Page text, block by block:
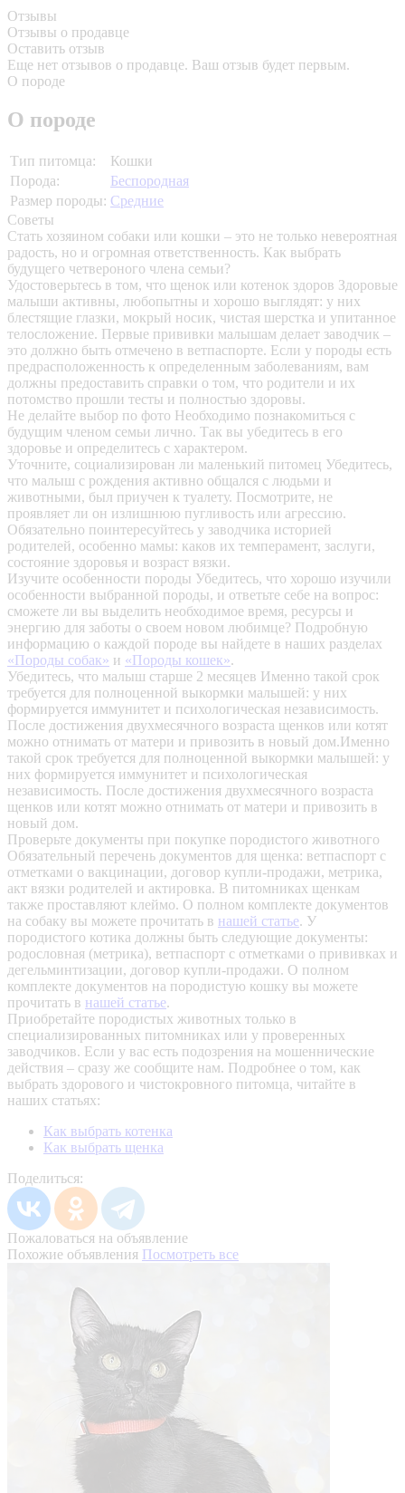
Отзывы
Отзывы о продавце
Оставить отзыв
Еще нет отзывов о продавце. Ваш отзыв будет первым.
О породе
О породе
Тип питомца:
Кошки
Порода:
Беспородная
Размер породы: Средние
Советы
Стать хозяином собаки или кошки – это не только невероятная
радость, но и огромная ответственность. Как выбрать
будущего четвероного члена семьи?
Удостоверьтесь в том, что щенок или котенок здоров Здоровые
малыши активны, любопытны и хорошо выглядят: у них
блестящие глазки, мокрый носик, чистая шерстка и упитанное
телосложение. Первые прививки малышам делает заводчик –
это должно быть отмечено в ветпаспорте. Если у породы есть
предрасположенность к определенным заболеваниям, вам
должны предоставить справки о том, что родители и их
потомство прошли тесты и полностью здоровы.
Не делайте выбор по фото Необходимо познакомиться с
будущим членом семьи лично. Так вы убедитесь в его
здоровье и определитесь с характером.
Уточните, социализирован ли маленький питомец Убедитесь,
что малыш с рождения активно общался с людьми и
животными, был приучен к туалету. Посмотрите, не
проявляет ли он излишнюю пугливость или агрессию.
Обязательно поинтересуйтесь у заводчика историей
родителей, особенно мамы: каков их темперамент, заслуги,
состояние здоровья и возраст вязки.
Изучите особенности породы Убедитесь, что хорошо изучили
особенности выбранной породы, и ответьте себе на вопрос:
сможете ли вы выделить необходимое время, ресурсы и
энергию для заботы о своем новом любимце? Подробную
информацию о каждой породе вы найдете в наших разделах
«Породы собак» и «Породы кошек».
Убедитесь, что малыш старше 2 месяцев Именно такой срок
требуется для полноценной выкормки малышей: у них
формируется иммунитет и психологическая независимость.
После достижения двухмесячного возраста щенков или котят
можно отнимать от матери и привозить в новый дом.Именно
такой срок требуется для полноценной выкормки малышей: у
них формируется иммунитет и психологическая
независимость. После достижения двухмесячного возраста
щенков или котят можно отнимать от матери и привозить в
новый дом.
Проверьте документы при покупке породистого животного
Обязательный перечень документов для щенка: ветпаспорт с
отметками о вакцинации, договор купли-продажи, метрика,
акт вязки родителей и актировка. В питомниках щенкам
также проставляют клеймо. О полном комплекте документов
на собаку вы можете прочитать в нашей статье. У
породистого котика должны быть следующие документы:
родословная (метрика), ветпаспорт с отметками о прививках и
дегельминтизации, договор купли-продажи. О полном
комплекте документов на породистую кошку вы можете
прочитать в нашей статье.
Приобретайте породистых животных только в
специализированных питомниках или у проверенных
заводчиков. Если у вас есть подозрения на мошеннические
действия – сразу же сообщите нам. Подробнее о том, как
выбрать здорового и чистокровного питомца, читайте в
наших статьях:
Как выбрать котенка
Как выбрать щенка
Поделиться:
Пожаловаться на объявление
Похожие объявления Посмотреть все